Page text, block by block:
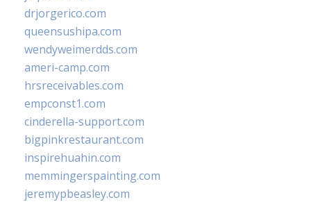
drjorgerico.com
queensushipa.com
wendyweimerdds.com
ameri-camp.com
hrsreceivables.com
empconst1.com
cinderella-support.com
bigpinkrestaurant.com
inspirehuahin.com
memmingerspainting.com
jeremypbeasley.com